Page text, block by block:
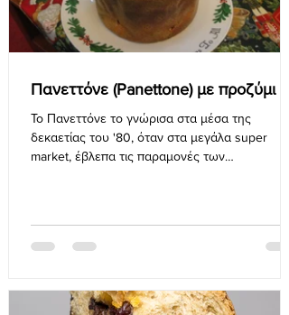
Πανεττόνε (Panettone) με προζύμι
Το Πανεττόνε το γνώρισα στα μέσα της
δεκαετίας του '80, όταν στα μεγάλα super
market, έβλεπα τις παραμονές των